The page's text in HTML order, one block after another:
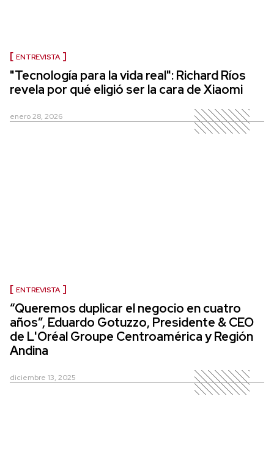
ENTREVISTA
"Tecnología para la vida real": Richard Ríos
revela por qué eligió ser la cara de Xiaomi
enero 28, 2026
ENTREVISTA
“Queremos duplicar el negocio en cuatro
años”, Eduardo Gotuzzo, Presidente & CEO
de L'Oréal Groupe Centroamérica y Región
Andina
diciembre 13, 2025